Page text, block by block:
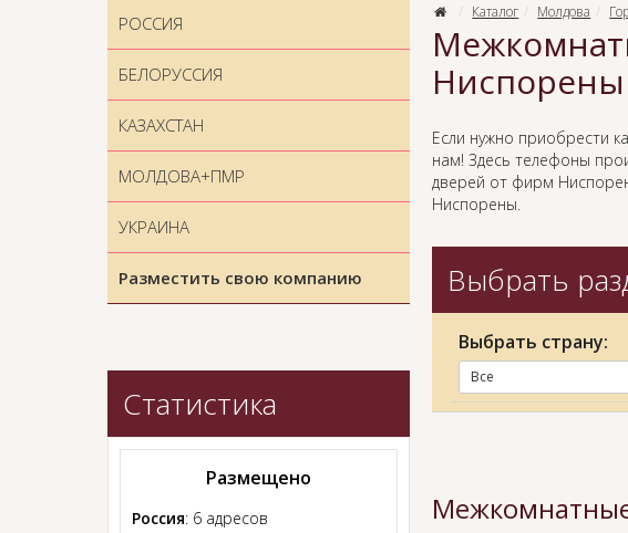
Каталог Молдова
Ниспорены
Если нужно приобрести
нам! Здесь телефоны
дверей от фирм
Ниспорены.
Выбрать
Выбрать страну:
Все
РОССИЯ
БЕЛОРУССИЯ
КАЗАХСТАН
МОЛДОВА+ПМР
УКРАИНА
Разместить свою компанию
Статистика
Размещено
Россия: 6 адресов